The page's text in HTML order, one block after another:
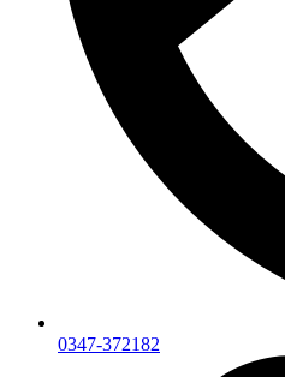
0347-372182